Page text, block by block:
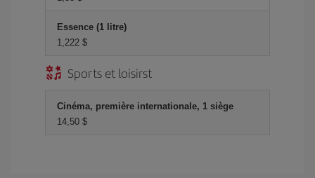
Essence (1 litre)
1,222 $
Sports et loisirst
Cinéma, première internationale, 1 siège
14,50 $